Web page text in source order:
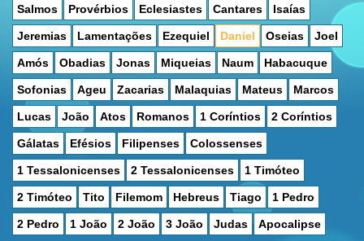
Salmos Provérbios Eclesiastes Cantares Isaías
Jeremias Lamentações Ezequiel Daniel Oseias Joel
Amós Obadias Jonas Miqueias Naum Habacuque
Sofonias Ageu Zacarias Malaquias Mateus Marcos
Lucas João Atos Romanos 1 Coríntios 2 Coríntios
Gálatas Efésios Filipenses Colossenses
1 Tessalonicenses 2 Tessalonicenses 1 Timóteo
2 Timóteo Tito Filemom Hebreus Tiago 1 Pedro
2 Pedro 1 João 2 João 3 João Judas Apocalipse